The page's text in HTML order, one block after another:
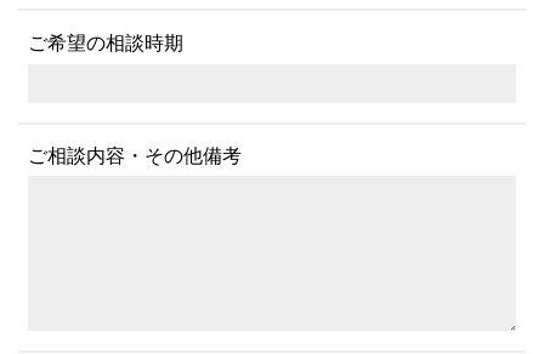
ご希望の相談時期
ご相談内容・その他備考